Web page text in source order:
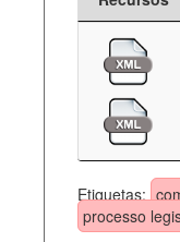
Etiquetas:
processo